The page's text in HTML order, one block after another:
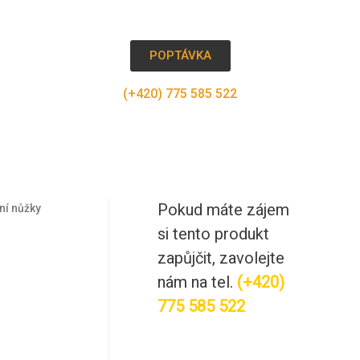
POPTÁVKA
(+420) 775 585 522
nůžky
Pokud máte zájem
si tento produkt
zapůjčit, zavolejte
nám na tel. (+420)
775 585 522